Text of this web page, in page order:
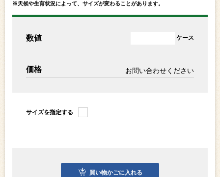
※天候や生育状況によって、サイズが変わることがあります。
数値 ケース
価格 お問い合わせください
サイズを指定する
買い物かごに入れる